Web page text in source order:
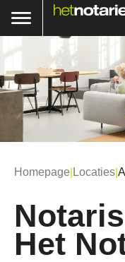
Homepage Locaties
Het